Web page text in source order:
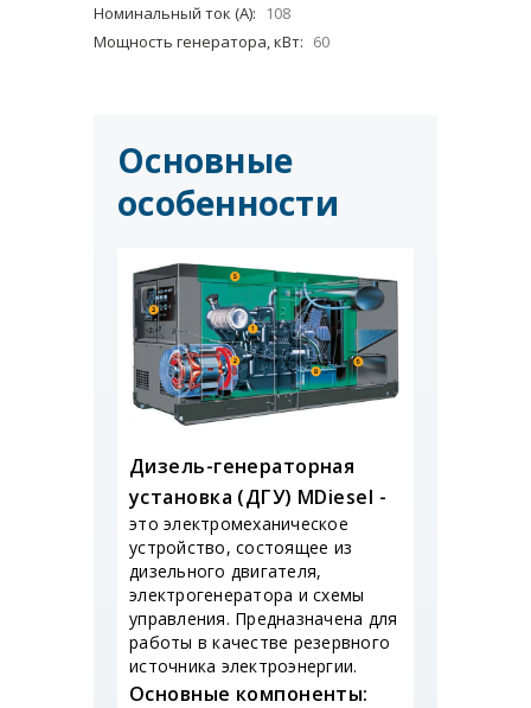
Номинальный ток (А):
108
Мощность генератора, кВт: 60
Основные
особенности
Дизель-генераторная
установка (ДГУ) MDiesel -
это электромеханическое
устройство, состоящее из
дизельного двигателя,
электрогенератора и схемы
управления. Предназначена для
работы в качестве резервного
источника электроэнергии.
Основные компоненты: